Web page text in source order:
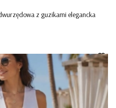
z guzikami elegancka